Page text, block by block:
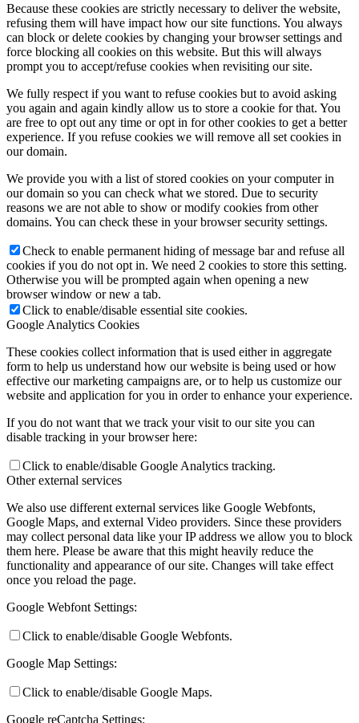
Because these cookies are strictly necessary to deliver the website,
refusing them will have impact how our site functions. You always
can block or delete cookies by changing your browser settings and
force blocking all cookies on this website. But this will always
prompt you to accept/refuse cookies when revisiting our site.
We fully respect if you want to refuse cookies but to avoid asking
you again and again kindly allow us to store a cookie for that. You
are free to opt out any time or opt in for other cookies to get a better
experience. If you refuse cookies we will remove all set cookies in
our domain.
We provide you with a list of stored cookies on your computer in
our domain so you can check what we stored. Due to security
reasons we are not able to show or modify cookies from other
domains. You can check these in your browser security settings.
Check to enable permanent hiding of message bar and refuse all
cookies if you do not opt in. We need 2 cookies to store this setting.
Otherwise you will be prompted again when opening a new
browser window or new a tab.
Click to enable/disable essential site cookies.
Google Analytics Cookies
These cookies collect information that is used either in aggregate
form to help us understand how our website is being used or how
effective our marketing campaigns are, or to help us customize our
website and application for you in order to enhance your experience.
If you do not want that we track your visit to our site you can
disable tracking in your browser here:
Click to enable/disable Google Analytics tracking.
Other external services
We also use different external services like Google Webfonts,
Google Maps, and external Video providers. Since these providers
may collect personal data like your IP address we allow you to block
them here. Please be aware that this might heavily reduce the
functionality and appearance of our site. Changes will take effect
once you reload the page.
Google Webfont Settings:
Click to enable/disable Google Webfonts.
Google Map Settings:
Click to enable/disable Google Maps.
Google reCaptcha Settings: